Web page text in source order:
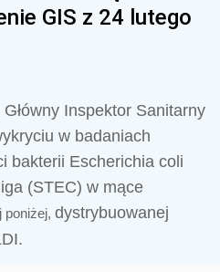
GIS z 24 lutego
Inspektor Sanitarny
w badaniach
bakterii Escherichia coli
(STEC) w mące
poniżej, dystrybuowanej